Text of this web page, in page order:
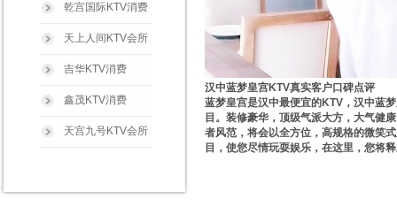
汉中蓝梦皇宫KTV真实客户口碑点评
蓝梦皇宫是汉中最便宜的KTV，汉中蓝
目。装修豪华，顶级气派大方，大气健
者风范，将会以全方位，高规格的微笑
目，使您尽情玩耍娱乐，在这里，您将
乾宫国际KTV消费
天上人间KTV会所
吉华KTV消费
鑫茂KTV消费
天宫九号KTV会所